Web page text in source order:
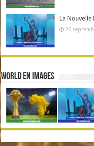
La Nouvelle
26
World en Images